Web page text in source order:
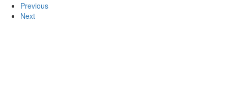
Previous
Next